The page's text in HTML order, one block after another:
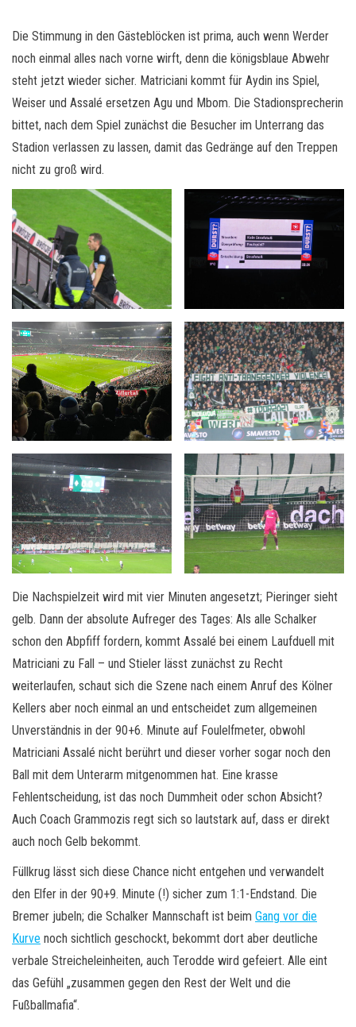
Die Stimmung in den Gästeblöcken ist prima, auch wenn Werder
noch einmal alles nach vorne wirft, denn die königsblaue Abwehr
steht jetzt wieder sicher. Matriciani kommt für Aydin ins Spiel,
Weiser und Assalé ersetzen Agu und Mbom. Die Stadionsprecherin
bittet, nach dem Spiel zunächst die Besucher im Unterrang das
Stadion verlassen zu lassen, damit das Gedränge auf den Treppen
nicht zu groß wird.
Die Nachspielzeit wird mit vier Minuten angesetzt; Pieringer sieht
gelb. Dann der absolute Aufreger des Tages: Als alle Schalker
schon den Abpfiff fordern, kommt Assalé bei einem Laufduell mit
Matriciani zu Fall – und Stieler lässt zunächst zu Recht
weiterlaufen, schaut sich die Szene nach einem Anruf des Kölner
Kellers aber noch einmal an und entscheidet zum allgemeinen
Unverständnis in der 90+6. Minute auf Foulelfmeter, obwohl
Matriciani Assalé nicht berührt und dieser vorher sogar noch den
Ball mit dem Unterarm mitgenommen hat. Eine krasse
Fehlentscheidung, ist das noch Dummheit oder schon Absicht?
Auch Coach Grammozis regt sich so lautstark auf, dass er direkt
auch noch Gelb bekommt.
Füllkrug lässt sich diese Chance nicht entgehen und verwandelt
den Elfer in der 90+9. Minute (!) sicher zum 1:1-Endstand. Die
Bremer jubeln; die Schalker Mannschaft ist beim Gang vor die
Kurve noch sichtlich geschockt, bekommt dort aber deutliche
verbale Streicheleinheiten, auch Terodde wird gefeiert. Alle eint
das Gefühl „zusammen gegen den Rest der Welt und die
Fußballmafia“.